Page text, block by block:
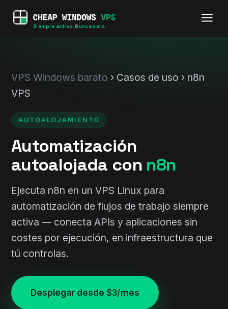
Siempre activo. Nunca caro.
VPS Windows barato › Casos de uso › n8n
VPS
AUTOALOJAMIENTO
Automatización
autoalojada con n8n
Ejecuta n8n en un VPS Linux para
automatización de flujos de trabajo siempre
activa — conecta APIs y aplicaciones sin
costes por ejecución, en infraestructura que
tú controlas.
Desplegar desde $3/mes